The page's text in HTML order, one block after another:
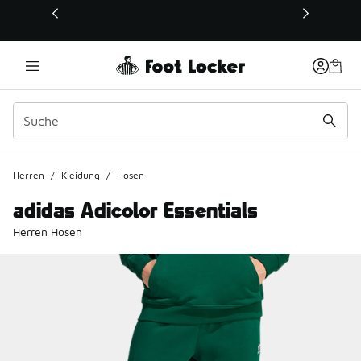
Dieser Link öffnet sich in einem neuen Fenster
Herren / Kleidung / Hosen
adidas Adicolor Essentials
Herren Hosen